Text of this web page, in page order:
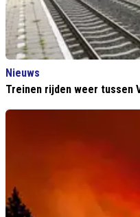
Nieuws
Treinen rijden weer tussen